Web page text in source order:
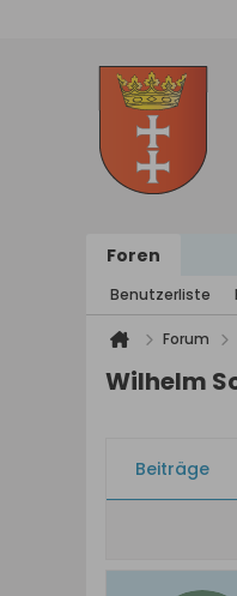
Foren
Benutzerliste
Forum
Wilhelm
Beiträge